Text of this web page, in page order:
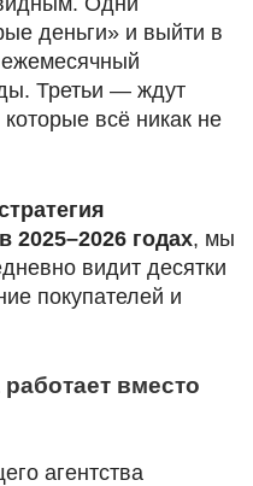
деньги» и выйти в
Третьи — ждут
всё никак не
2025–2026 годах, мы
видит десятки
покупателей и
вместо
агентства